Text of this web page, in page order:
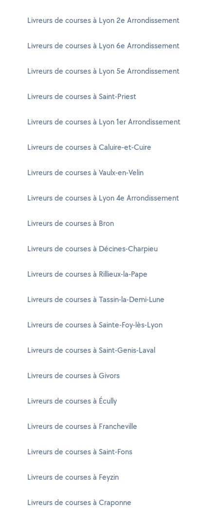
Livreurs de courses à Lyon 2e Arrondissement
Livreurs de courses à Lyon 6e Arrondissement
Livreurs de courses à Lyon 5e Arrondissement
Livreurs de courses à Saint-Priest
Livreurs de courses à Lyon 1er Arrondissement
Livreurs de courses à Caluire-et-Cuire
Livreurs de courses à Vaulx-en-Velin
Livreurs de courses à Lyon 4e Arrondissement
Livreurs de courses à Bron
Livreurs de courses à Décines-Charpieu
Livreurs de courses à Rillieux-la-Pape
Livreurs de courses à Tassin-la-Demi-Lune
Livreurs de courses à Sainte-Foy-lès-Lyon
Livreurs de courses à Saint-Genis-Laval
Livreurs de courses à Givors
Livreurs de courses à Écully
Livreurs de courses à Francheville
Livreurs de courses à Saint-Fons
Livreurs de courses à Feyzin
Livreurs de courses à Craponne